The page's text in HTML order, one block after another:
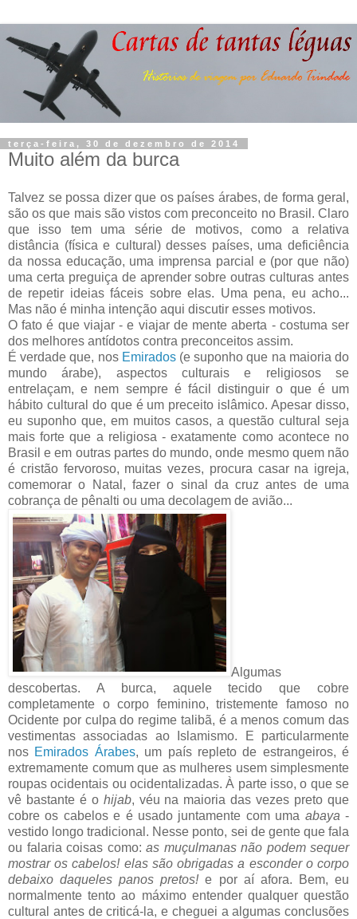
terça-feira, 30 de dezembro de 2014
Muito além da burca
Talvez se possa dizer que os países árabes, de forma geral,
são os que mais são vistos com preconceito no Brasil. Claro
que isso tem uma série de motivos, como a relativa
distância (física e cultural) desses países, uma deficiência
da nossa educação, uma imprensa parcial e (por que não)
uma certa preguiça de aprender sobre outras culturas antes
de repetir ideias fáceis sobre elas. Uma pena, eu acho...
Mas não é minha intenção aqui discutir esses motivos.
O fato é que viajar - e viajar de mente aberta - costuma ser
dos melhores antídotos contra preconceitos assim.
É verdade que, nos Emirados(e suponho que na maioria do
mundo árabe), aspectos culturais e religiosos se
entrelaçam, e nem sempre é fácil distinguir o que é um
hábito cultural do que é um preceito islâmico. Apesar disso,
eu suponho que, em muitos casos, a questão cultural seja
mais forte que a religiosa - exatamente como acontece no
Brasil e em outras partes do mundo, onde mesmo quem não
é cristão fervoroso, muitas vezes, procura casar na igreja,
comemorar o Natal, fazer o sinal da cruz antes de uma
cobrança de pênalti ou uma decolagem de avião...
Algumas
descobertas. A burca, aquele tecido que cobre
completamente o corpo feminino, tristemente famoso no
Ocidente por culpa do regime talibã, é a menos comum das
vestimentas associadas ao Islamismo. E particularmente
nos Emirados Árabes, um país repleto de estrangeiros, é
extremamente comum que as mulheres usem simplesmente
roupas ocidentais ou ocidentalizadas. À parte isso, o que se
vê bastante é o hijab, véu na maioria das vezes preto que
cobre os cabelos e é usado juntamente com uma abaya -
vestido longo tradicional. Nesse ponto, sei de gente que fala
ou falaria coisas como: as muçulmanas não podem sequer
mostrar os cabelos! elas são obrigadas a esconder o corpo
debaixo daqueles panos pretos!e por aí afora. Bem, eu
normalmente tento ao máximo entender qualquer questão
cultural antes de criticá-la, e cheguei a algumas conclusões